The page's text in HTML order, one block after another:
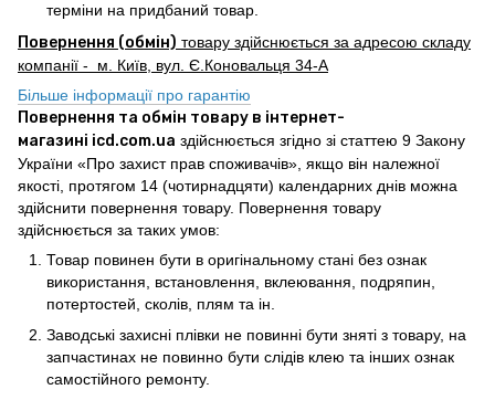
терміни на придбаний товар.
Повернення (обмін) товару здійснюється за адресою складу
компанії - м. Київ, вул. Є.Коновальця 34-А
Більше інформації про гарантію
Повернення та обмін товару в інтернет-
магазині icd.com.ua здійснюється згідно зі статтею 9 Закону
України «Про захист прав споживачів», якщо він належної
якості, протягом 14 (чотирнадцяти) календарних днів можна
здійснити повернення товару. Повернення товару
здійснюється за таких умов:
Товар повинен бути в оригінальному стані без ознак
використання, встановлення, вклеювання, подряпин,
потертостей, сколів, плям та ін.
Заводські захисні плівки не повинні бути зняті з товару, на
запчастинах не повинно бути слідів клею та інших ознак
самостійного ремонту.